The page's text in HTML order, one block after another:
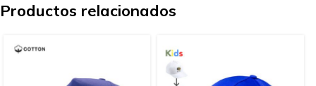
Productos relacionados